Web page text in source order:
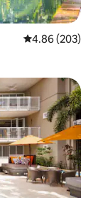
5 ರಲ್ಲಿ 4.86
4.86 (203)